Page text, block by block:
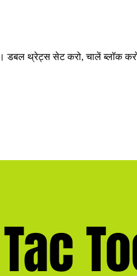
डबल थ्रेट्स सेट करो, चालें ब्लॉक